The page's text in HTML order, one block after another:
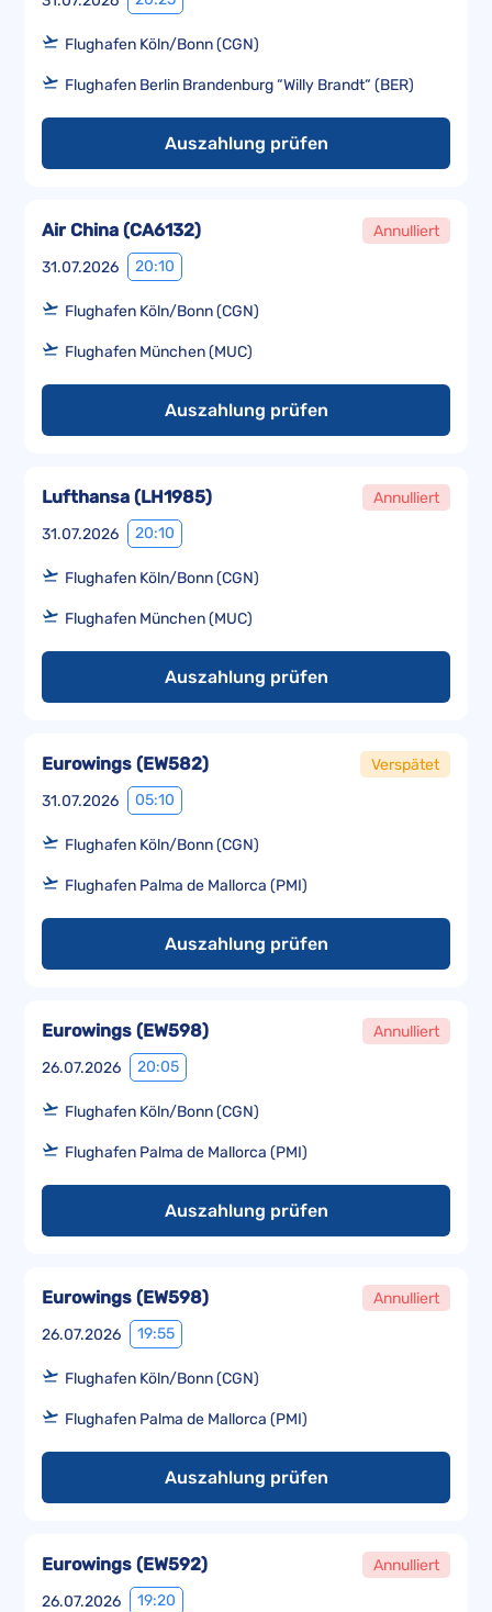
Flughafen Köln/Bonn (CGN)
Flughafen Berlin Brandenburg “Willy Brandt“ (BER)
Auszahlung prüfen
31.07.2026 20:10
Air China (CA6132) Annulliert
Flughafen Köln/Bonn (CGN)
Flughafen München (MUC)
Auszahlung prüfen
31.07.2026 20:10
Lufthansa (LH1985) Annulliert
Flughafen Köln/Bonn (CGN)
Flughafen München (MUC)
Auszahlung prüfen
31.07.2026 05:10
Eurowings (EW582) Verspätet
Flughafen Köln/Bonn (CGN)
Flughafen Palma de Mallorca (PMI)
Auszahlung prüfen
26.07.2026 20:05
Eurowings (EW598) Annulliert
Flughafen Köln/Bonn (CGN)
Flughafen Palma de Mallorca (PMI)
Auszahlung prüfen
26.07.2026 19:55
Eurowings (EW598) Annulliert
Flughafen Köln/Bonn (CGN)
Flughafen Palma de Mallorca (PMI)
Auszahlung prüfen
26.07.2026 19:20
Eurowings (EW592) Annulliert